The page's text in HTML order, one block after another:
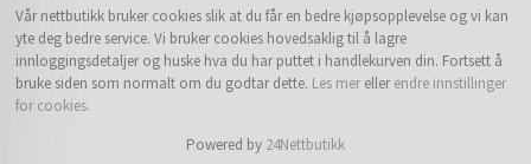
Vår nettbutikk bruker cookies slik at du får en bedre kjøpsopplevelse og vi kan
yte deg bedre service. Vi bruker cookies hovedsaklig til å lagre
innloggingsdetaljer og huske hva du har puttet i handlekurven din. Fortsett å
bruke siden som normalt om du godtar dette. Les mer ellerendre innstillinger
for cookies.
Powered by 24Nettbutikk